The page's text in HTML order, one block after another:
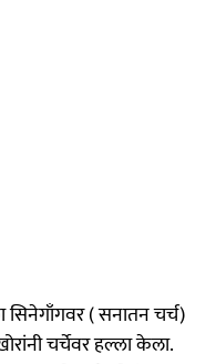
सिनेगाँगवर ( सनातन चर्च)
चर्चेवर हल्ला केला.